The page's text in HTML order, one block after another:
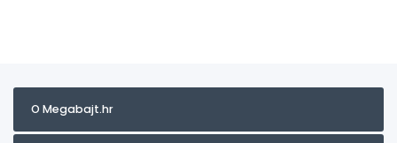
O Megabajt.hr